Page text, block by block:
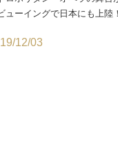
ューイングで日本にも上陸！
12/03